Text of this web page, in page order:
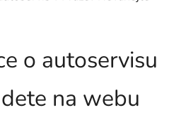
o autoservisu
na webu